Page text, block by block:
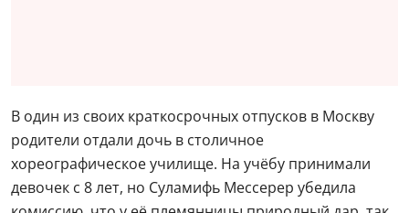
В один из своих краткосрочных отпусков в Москву
родители отдали дочь в столичное
хореографическое училище. На учёбу принимали
девочек с 8 лет, но Суламифь Мессерер убедила